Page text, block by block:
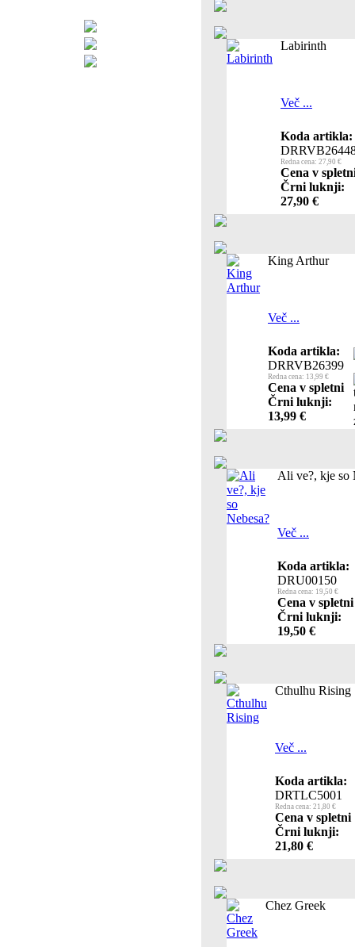
Labirinth
Več ...
Koda artikla:
Redna cena: 27,90 €
Cena v
Črni luknji:
27,90 €
King Arthur
Več ...
Koda artikla:
DRRVB26399
Redna cena: 13,99 €
Cena v spletni
Črni luknji:
13,99 €
Ali ve?, kje so
Več ...
Koda artikla:
DRU00150
Redna cena: 19,50 €
Cena v spletni
Črni luknji:
19,50 €
Cthulhu Rising
Več ...
Koda artikla:
DRTLC5001
Redna cena: 21,80 €
Cena v spletni
Črni luknji:
21,80 €
Chez Greek